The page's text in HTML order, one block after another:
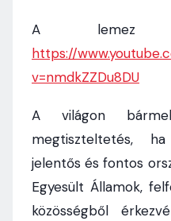
A lemez
https://
v=nmdkZZDu8DU
A világon
megtiszteltetés,
jelentős és fontos
Egyesült Államok,
közösségből